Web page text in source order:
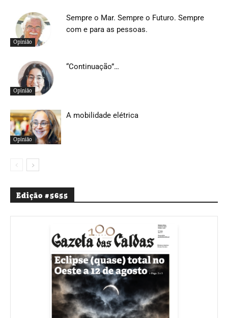
Opinião
Sempre o Mar. Sempre o Futuro. Sempre
com e para as pessoas.
Opinião
“Continuação”…
Opinião
A mobilidade elétrica
Edição #5655